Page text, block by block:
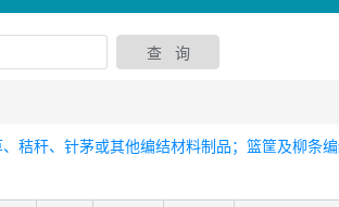
秸秆、针茅或其他编结材料制品；篮筐及柳条